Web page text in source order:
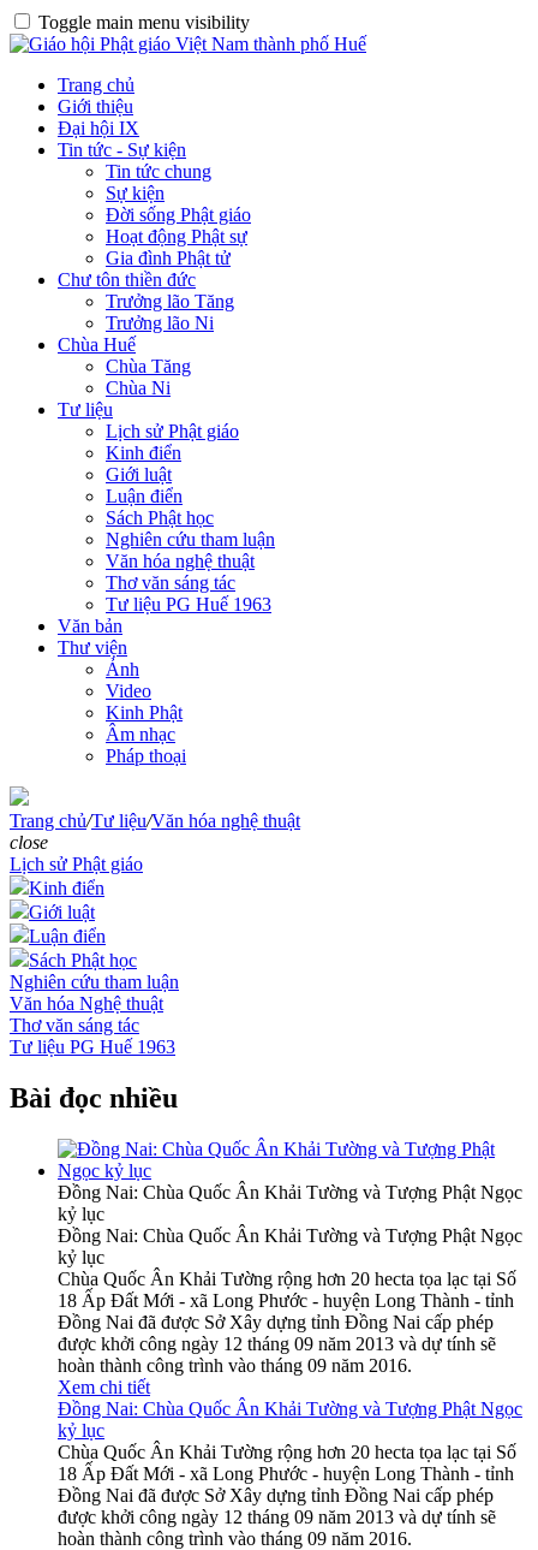
Toggle main menu visibility
Trang chủ
Giới thiệu
Đại hội IX
Tin tức - Sự kiện
Tin tức chung
Sự kiện
Đời sống Phật giáo
Hoạt động Phật sự
Gia đình Phật tử
Chư tôn thiền đức
Trưởng lão Tăng
Trưởng lão Ni
Chùa Huế
Chùa Tăng
Chùa Ni
Tư liệu
Lịch sử Phật giáo
Kinh điển
Giới luật
Luận điển
Sách Phật học
Nghiên cứu tham luận
Văn hóa nghệ thuật
Thơ văn sáng tác
Tư liệu PG Huế 1963
Văn bản
Thư viện
Ảnh
Video
Kinh Phật
Âm nhạc
Pháp thoại
Trang chủ/Tư liệu/Văn hóa nghệ thuật
close
Lịch sử Phật giáo
Kinh điển
Giới luật
Luận điển
Sách Phật học
Nghiên cứu tham luận
Văn hóa Nghệ thuật
Thơ văn sáng tác
Tư liệu PG Huế 1963
Bài đọc nhiều
Đồng Nai: Chùa Quốc Ân Khải Tường và Tượng Phật Ngọc
kỷ lục
Đồng Nai: Chùa Quốc Ân Khải Tường và Tượng Phật Ngọc
kỷ lục
Chùa Quốc Ân Khải Tường rộng hơn 20 hecta tọa lạc tại Số
18 Ấp Đất Mới - xã Long Phước - huyện Long Thành - tỉnh
Đồng Nai đã được Sở Xây dựng tỉnh Đồng Nai cấp phép
được khởi công ngày 12 tháng 09 năm 2013 và dự tính sẽ
hoàn thành công trình vào tháng 09 năm 2016.
Xem chi tiết
Đồng Nai: Chùa Quốc Ân Khải Tường và Tượng Phật Ngọc
kỷ lục
Chùa Quốc Ân Khải Tường rộng hơn 20 hecta tọa lạc tại Số
18 Ấp Đất Mới - xã Long Phước - huyện Long Thành - tỉnh
Đồng Nai đã được Sở Xây dựng tỉnh Đồng Nai cấp phép
được khởi công ngày 12 tháng 09 năm 2013 và dự tính sẽ
hoàn thành công trình vào tháng 09 năm 2016.